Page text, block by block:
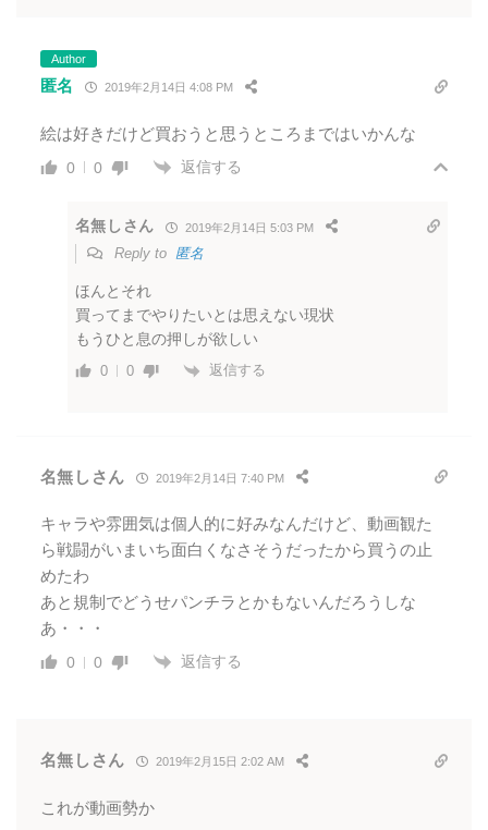
Author
匿名 2019年2月14日 4:08 PM
絵は好きだけど買おうと思うところまではいかんな
0 0 返信する
名無しさん 2019年2月14日 5:03 PM
Reply to 匿名
ほんとそれ
買ってまでやりたいとは思えない現状
もうひと息の押しが欲しい
0 0 返信する
名無しさん 2019年2月14日 7:40 PM
キャラや雰囲気は個人的に好みなんだけど、動画観た
ら戦闘がいまいち面白くなさそうだったから買うの止
めたわ
あと規制でどうせパンチラとかもないんだろうしな
あ・・・
0 0 返信する
名無しさん 2019年2月15日 2:02 AM
これが動画勢か